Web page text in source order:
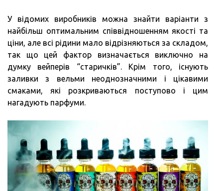
У відомих виробників можна знайти варіанти з
найбільш оптимальним співвідношенням якості та
ціни, але всі рідини мало відрізняються за складом,
так що цей фактор визначається виключно на
думку вейперів “старичків”. Крім того, існують
заливки з вельми неоднозначними і цікавими
смаками, які розкриваються поступово і цим
нагадують парфуми.